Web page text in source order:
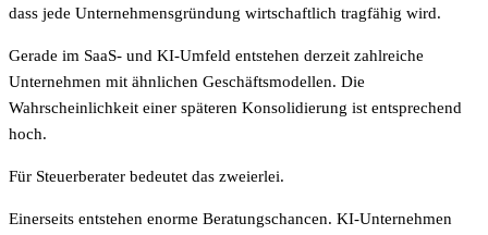
dass jede Unternehmensgründung wirtschaftlich tragfähig wird.
Gerade im SaaS- und KI-Umfeld entstehen derzeit zahlreiche
Unternehmen mit ähnlichen Geschäftsmodellen. Die
Wahrscheinlichkeit einer späteren Konsolidierung ist entsprechend
hoch.
Für Steuerberater bedeutet das zweierlei.
Einerseits entstehen enorme Beratungschancen. KI-Unternehmen